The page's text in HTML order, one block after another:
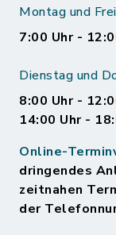
Montag und
7:00 Uhr -
Dienstag und
8:00 Uhr -
14:00 Uhr -
Online-
dringendes
zeitnahen
der